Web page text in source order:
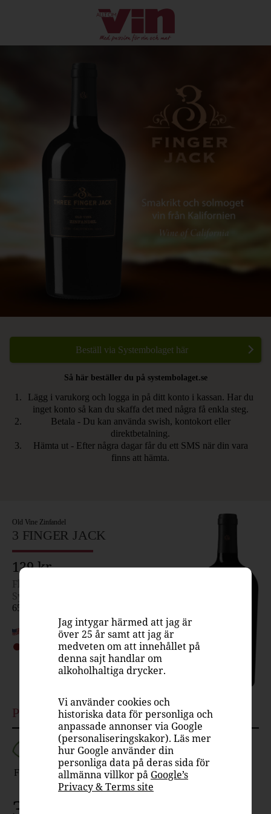
Old Vine Zinfandel
3 FINGER JACK
129 kr
Flaska, 750 ml
Systembolaget
650701
Rött vin, fruktigt & smakrikt
Passar till
Fågel Fläsk Lamm Nöt Ost
Beställ via Systembolaget här
Så här beställer du på systembolaget.se
Lägg i varukorg och logga in på ditt konto i kassan. Har du
inget konto så kan du skaffa det med några få enkla steg.
Betala - Du kan använda swish, kontokort eller
direktbetalning.
Hämta ut - Efter några dagar får du ett SMS när din vara
finns att hämta.
Jag intygar härmed att jag är
över 25 år samt att jag är
medveten om att innehållet på
denna sajt handlar om
alkoholhaltiga drycker.
Vi använder cookies och
historiska data för personliga och
anpassade annonser via Google
(personaliseringskakor). Läs mer
hur Google använder din
personliga data på deras sida för
allmänna villkor på Google’s
Privacy & Terms site